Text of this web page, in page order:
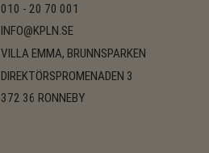
010 - 20 70 001
INFO@KPLN.SE
VILLA EMMA, BRUNNSPARKEN
DIREKTÖRSPROMENADEN 3
372 36 RONNEBY